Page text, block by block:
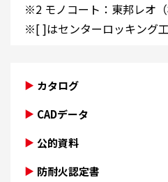
※2 モノコート：東邦レオ
※[ ]はセンターロッキング
カタログ
CADデータ
公的資料
防耐火認定書